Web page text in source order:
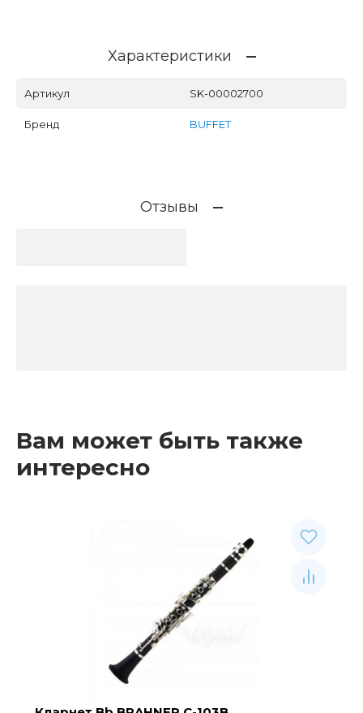
Характеристики
Артикул SK-00002700
Бренд BUFFET
Отзывы
Вам может быть также
интересно